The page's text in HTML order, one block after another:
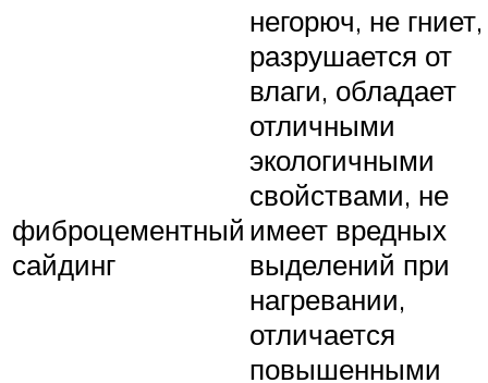
фиброцементный
сайдинг
негорюч, не
разрушается от
влаги, обладает
отличными
экологичными
свойствами, не
имеет вредных
выделений при
нагревании,
отличается
повышенными